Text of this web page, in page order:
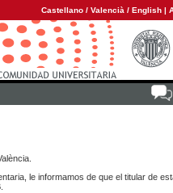
Castellano / Valencià / English |
le informamos de que el titular de